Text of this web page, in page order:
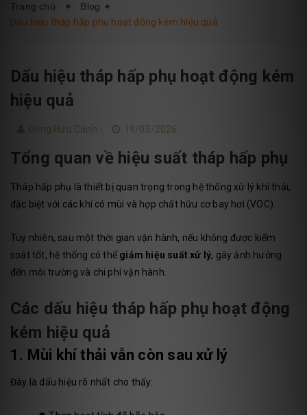
Trang chủ
Blog
Dấu hiệu tháp hấp phụ hoạt động kém hiệu quả
Dấu hiệu tháp hấp phụ hoạt động kém
hiệu quả
Đồng Hữu Cảnh - 19/03/2026
Tổng quan về hiệu suất tháp hấp phụ
Tháp hấp phụ là thiết bị quan trọng trong hệ thống xử lý khí thải,
đặc biệt với các khí có mùi và hợp chất hữu cơ bay hơi (VOC).
Tuy nhiên, sau một thời gian vận hành, nếu không được kiểm
soát tốt, hệ thống có thểgiảm hiệu suất xử lý, gây ảnh hưởng
đến môi trường và chi phí vận hành.
Các dấu hiệu tháp hấp phụ hoạt động
kém hiệu quả
1. Mùi khí thải vẫn còn sau xử lý
Đây là dấu hiệu rõ nhất cho thấy: